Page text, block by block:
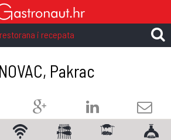
i recepata
Pakrac